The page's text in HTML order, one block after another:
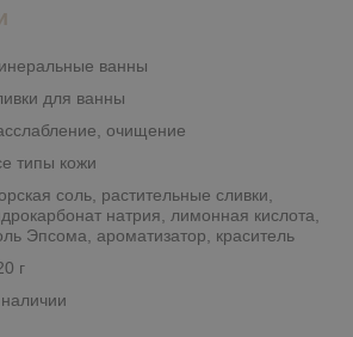
ванны
для ванны
очищение
типы кожи
соль, растительные сливки,
натрия, лимонная кислота,
Эпсома, ароматизатор, краситель
г